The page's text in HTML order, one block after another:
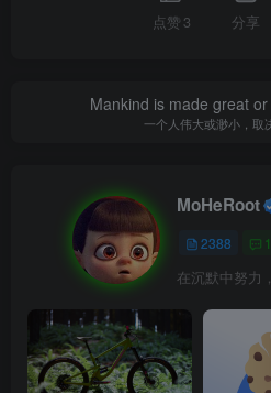
点赞 3 分享
Mankind is made great
一个人伟大或渺小，取
MoHeRoot
2388
在沉默中努力